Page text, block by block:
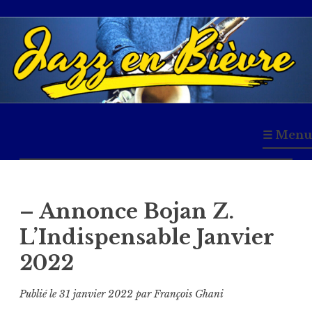
Accéder
contenu
principal
☰ Menu
– Annonce Bojan Z.
L’Indispensable Janvier
2022
Publié le31 janvier 2022 parFrançois Ghani